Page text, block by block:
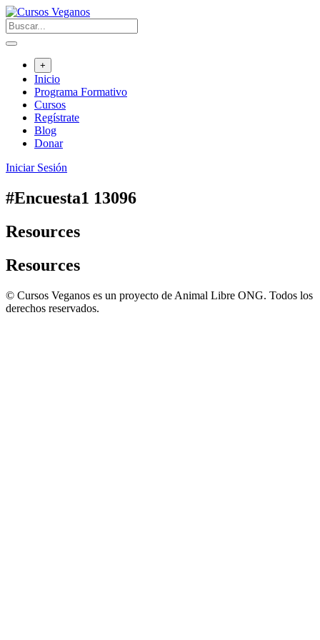
Saltar
al
contenido
+
Inicio
Programa Formativo
Cursos
Regístrate
Blog
Donar
Iniciar Sesión
#Encuesta1 13096
Resources
Resources
© Cursos Veganos es un proyecto de Animal Libre ONG. Todos los
derechos reservados.